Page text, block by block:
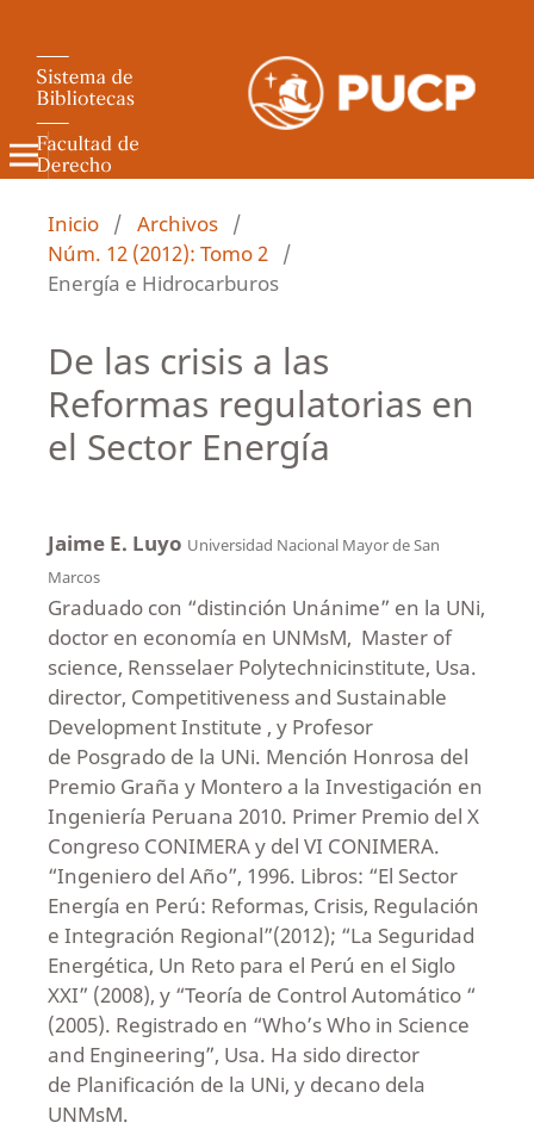
Revista de Derecho Administrativo
Inicio / Archivos /
Núm. 12 (2012): Tomo 2 /
Energía e Hidrocarburos
De las crisis a las
Reformas regulatorias en
el Sector Energía
Jaime E. Luyo Universidad Nacional Mayor de San
Marcos
Graduado con “distinción Unánime” en la UNi,
doctor en economía en UNMsM, Master of
science, Rensselaer Polytechnicinstitute, Usa.
director, Competitiveness and Sustainable
Development Institute , y Profesor
de Posgrado de la UNi. Mención Honrosa del
Premio Graña y Montero a la Investigación en
Ingeniería Peruana 2010. Primer Premio del X
Congreso CONIMERA y del VI CONIMERA.
“Ingeniero del Año”, 1996. Libros: “El Sector
Energía en Perú: Reformas, Crisis, Regulación
e Integración Regional”(2012); “La Seguridad
Energética, Un Reto para el Perú en el Siglo
XXI” (2008), y “Teoría de Control Automático “
(2005). Registrado en “Who’s Who in Science
and Engineering”, Usa. Ha sido director
de Planificación de la UNi, y decano dela
UNMsM.